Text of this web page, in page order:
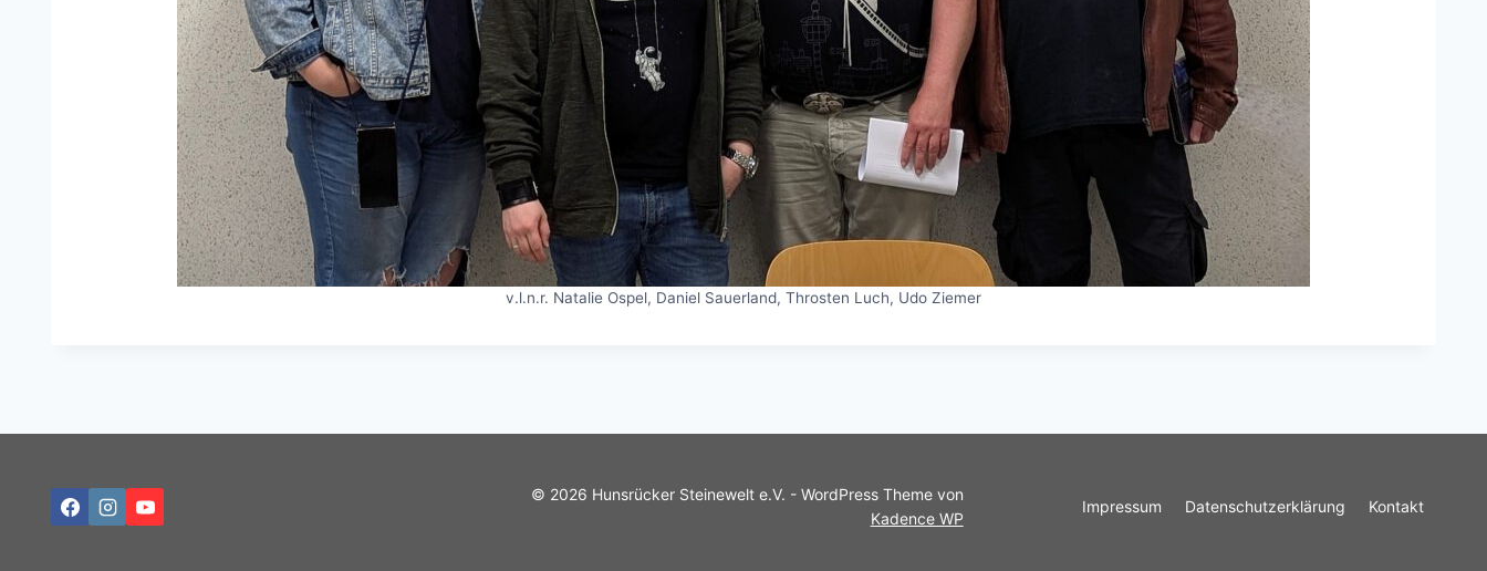
v.l.n.r. Natalie Ospel, Daniel Sauerland, Throsten Luch, Udo Ziemer
© 2026 Hunsrücker Steinewelt e.V. - WordPress Theme von
Kadence WP
Impressum Datenschutzerklärung Kontakt